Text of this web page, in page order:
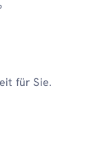
für Sie.